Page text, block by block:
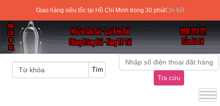
Giao hàng siêu tốc tại Hồ Chí Minh trong 30 phútChi tiết
Tra cứu